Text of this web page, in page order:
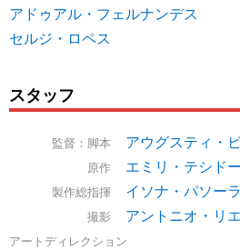
アドゥアル・フェルナンデス
セルジ・ロペス
スタッフ
監督：脚本 アウグスティ・
原作 エミリ・テシド
製作総指揮 イソナ・パソーラ
撮影 アントニオ・リ
アートディレクション